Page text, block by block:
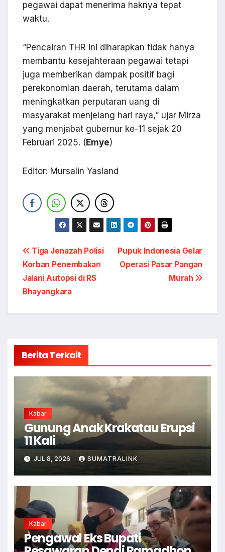
pegawai dapat menerima haknya tepat
waktu.
“Pencairan THR ini diharapkan tidak hanya
membantu kesejahteraan pegawai tetapi
juga memberikan dampak positif bagi
perekonomian daerah, terutama dalam
meningkatkan perputaran uang di
masyarakat menjelang hari raya,” ujar Mirza
yang menjabat gubernur ke-11 sejak 20
Februari 2025. ( Emye)
Editor: Mursalin Yasland
Navigasi
pos
Pupuk Indonesia Gelar
Operasi Pasar Pangan
Murah
Tiga Jenazah Polisi
Korban Penembakan
Jalani Autopsi di RS
Bhayangkara
Berita Terkait
Kabar
Gunung Anak Krakatau Erupsi
11 Kali
JUL 8, 2026 SUMATRALINK
Kabar
Pengawal Eks Bupati